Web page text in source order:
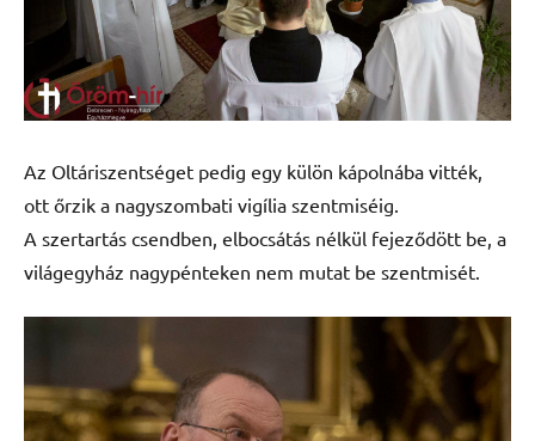
Az Oltáriszentséget pedig egy külön kápolnába vitték,
ott őrzik a nagyszombati vigília szentmiséig.
A szertartás csendben, elbocsátás nélkül fejeződött be, a
világegyház nagypénteken nem mutat be szentmisét.